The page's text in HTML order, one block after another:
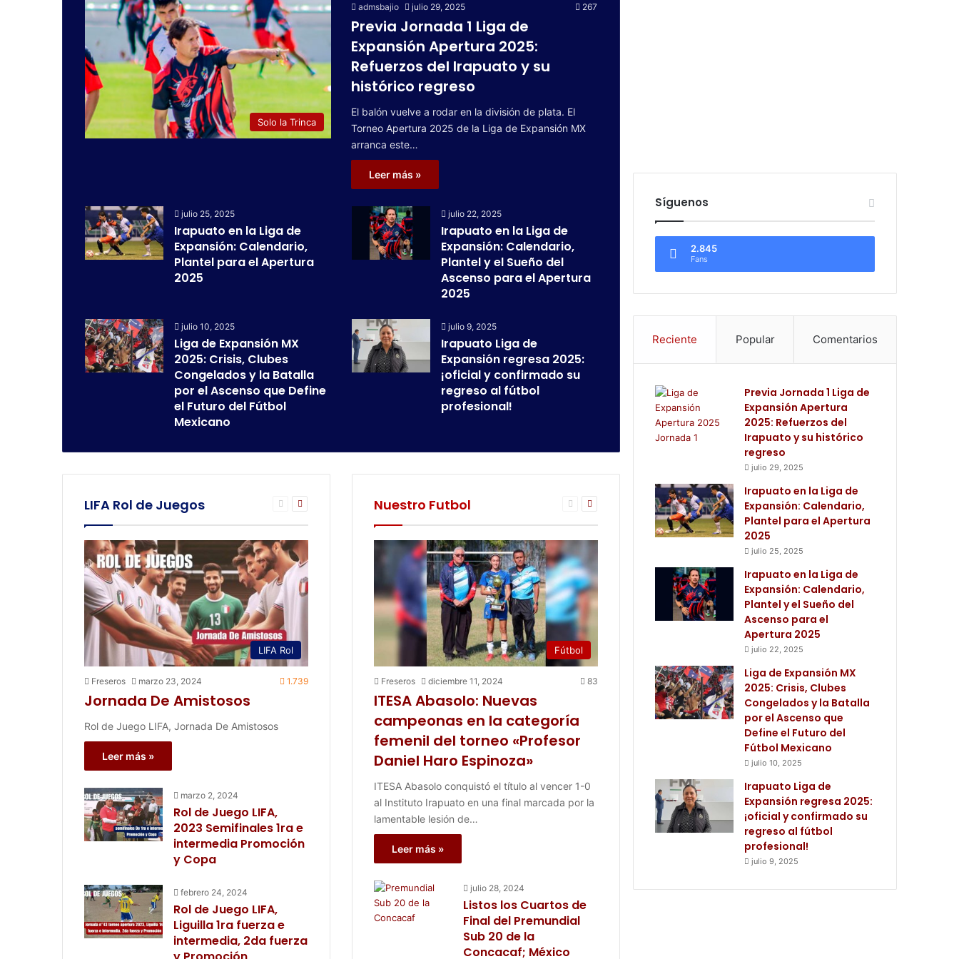
Solo la Trinca
admsbajio julio 29, 2025 267
Previa Jornada 1 Liga de
Expansión Apertura 2025:
Refuerzos del Irapuato y su
histórico regreso
El balón vuelve a rodar en la división de plata. El
Torneo Apertura 2025 de la Liga de Expansión MX
arranca este…
Leer más »
julio 25, 2025
Irapuato en la Liga de
Expansión: Calendario,
Plantel para el Apertura
2025
julio 22, 2025
Irapuato en la Liga de
Expansión: Calendario,
Plantel y el Sueño del
Ascenso para el Apertura
2025
julio 10, 2025
Liga de Expansión MX
2025: Crisis, Clubes
Congelados y la Batalla
por el Ascenso que Define
el Futuro del Fútbol
Mexicano
julio 9, 2025
Irapuato Liga de
Expansión regresa 2025:
¡oficial y confirmado su
regreso al fútbol
profesional!
LIFA Rol de Juegos
Página
LIFA Rol
Freseros marzo 23, 2024 1.739
Jornada De Amistosos
Rol de Juego LIFA, Jornada De Amistosos
Leer más »
marzo 2, 2024
Rol de Juego LIFA,
2023 Semifinales 1ra e
intermedia Promoción
y Copa
febrero 24, 2024
Rol de Juego LIFA,
Liguilla 1ra fuerza e
intermedia, 2da fuerza
Nuestro Futbol
Página
Fútbol
Freseros diciembre 11, 2024 83
ITESA Abasolo: Nuevas
campeonas en la categoría
femenil del torneo «Profesor
Daniel Haro Espinoza»
ITESA Abasolo conquistó el título al vencer 1-0
al Instituto Irapuato en una final marcada por la
lamentable lesión de…
Leer más »
julio 28, 2024
Listos los Cuartos de
Final del Premundial
Sub 20 de la
Concacaf; México
Síguenos
2.845
Fans
Reciente Popular Comentarios
Previa Jornada 1 Liga de
Expansión Apertura
2025: Refuerzos del
Irapuato y su histórico
regreso
julio 29, 2025
Irapuato en la Liga de
Expansión: Calendario,
Plantel para el Apertura
2025
julio 25, 2025
Irapuato en la Liga de
Expansión: Calendario,
Plantel y el Sueño del
Ascenso para el
Apertura 2025
julio 22, 2025
Liga de Expansión MX
2025: Crisis, Clubes
Congelados y la Batalla
por el Ascenso que
Define el Futuro del
Fútbol Mexicano
julio 10, 2025
Irapuato Liga de
Expansión regresa 2025:
¡oficial y confirmado su
regreso al fútbol
profesional!
julio 9, 2025